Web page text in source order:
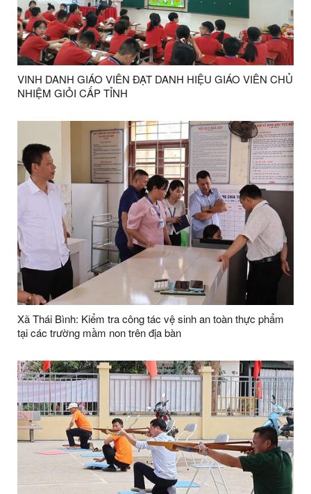
VINH DANH GIÁO VIÊN ĐẠT DANH HIỆU GIÁO VIÊN CHỦ
NHIỆM GIỎI CẤP TỈNH
Xã Thái Bình: Kiểm tra công tác vệ sinh an toàn thực phẩm
tại các trường mầm non trên địa bàn